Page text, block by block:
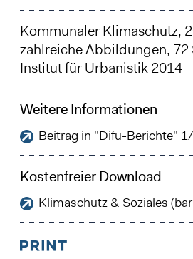
Kommunaler Klimaschutz,
zahlreiche Abbildungen, 72
Institut für Urbanistik 2014
Weitere Informationen
Beitrag in "Difu-Berichte"
Kostenfreier Download
Klimaschutz & Soziales